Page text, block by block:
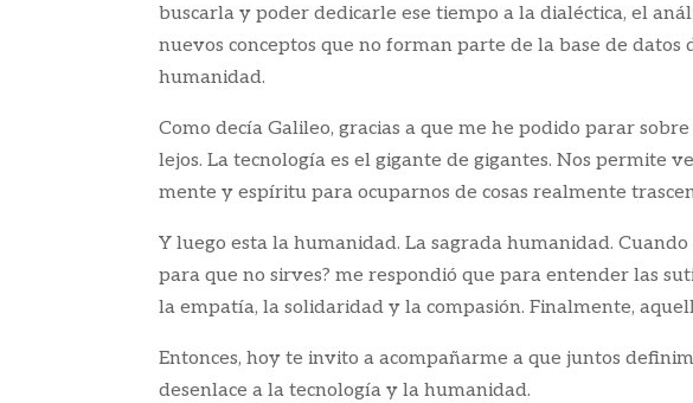
buscarla y poder dedicarle ese tiempo a la dialéctica, el
nuevos conceptos que no forman parte de la base de
humanidad.
Como decía Galileo, gracias a que me he podido parar
lejos. La tecnología es el gigante de gigantes. Nos permite
mente y espíritu para ocuparnos de cosas realmente
Y luego esta la humanidad. La sagrada humanidad.
para que no sirves? me respondió que para entender las
la empatía, la solidaridad y la compasión. Finalmente,
Entonces, hoy te invito a acompañarme a que juntos
desenlace a la tecnología y la humanidad.